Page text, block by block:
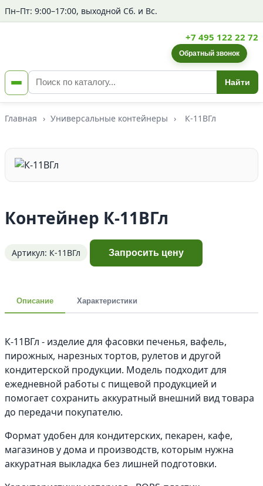
Пн–Пт: 9:00–17:00, выходной Сб. и Вс.
Найти
+7 495 122 22 72
Обратный звонок
Главная › Универсальные контейнеры › К-11ВГл
Контейнер К-11ВГл
Артикул: К-11ВГл Запросить цену
Описание Характеристики
К-11ВГл - изделие для фасовки печенья, вафель,
пирожных, нарезных тортов, рулетов и другой
кондитерской продукции. Модель подходит для
ежедневной работы с пищевой продукцией и
помогает сохранить аккуратный внешний вид товара
до передачи покупателю.
Формат удобен для кондитерских, пекарен, кафе,
магазинов у дома и производств, которым нужна
аккуратная выкладка без лишней подготовки.